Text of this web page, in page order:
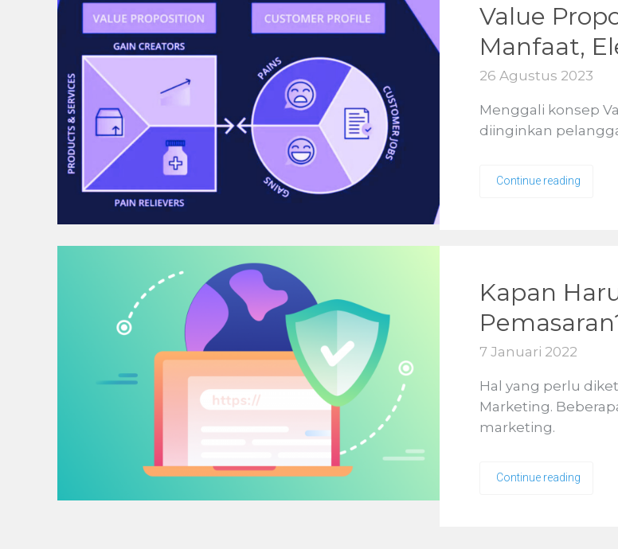
Value
Manfaat,
26 Agustus 2023
Menggali konsep
diinginkan
Continue reading
Kapan
7 Januari 2022
Hal yang perlu
Marketing.
marketing.
Continue reading